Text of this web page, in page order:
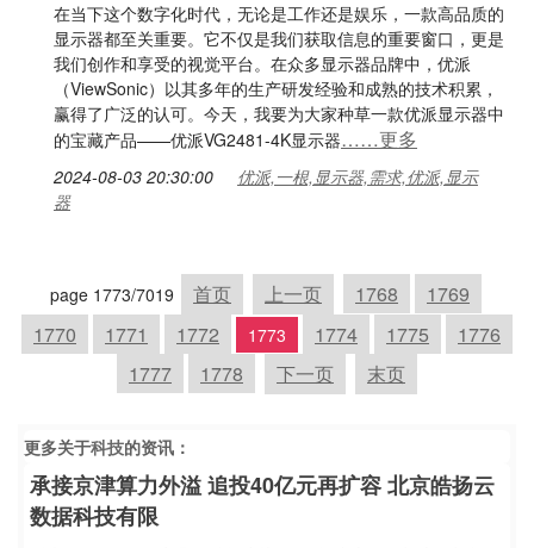
在当下这个数字化时代，无论是工作还是娱乐，一款高品质的
显示器都至关重要。它不仅是我们获取信息的重要窗口，更是
我们创作和享受的视觉平台。在众多显示器品牌中，优派
（ViewSonic）以其多年的生产研发经验和成熟的技术积累，
赢得了广泛的认可。今天，我要为大家种草一款优派显示器中
的宝藏产品——优派VG2481-4K显示器……更多
2024-08-03 20:30:00
优派,一根,显示器,需求,优派,显示
器
page 1773/7019 首页 上一页 1768
1769
1770
1771 1772 1773 1774 1775
1776
1777
1778 下一页 末页
更多关于科技的资讯：
承接京津算力外溢 追投40亿元再扩容 北京皓扬云
数据科技有限